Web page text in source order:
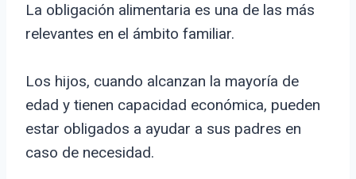
La obligación alimentaria es una de las más
relevantes en el ámbito familiar.
Los hijos, cuando alcanzan la mayoría de
edad y tienen capacidad económica, pueden
estar obligados a ayudar a sus padres en
caso de necesidad.